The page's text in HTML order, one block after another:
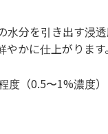
分を引き出す浸
かに仕上がります。
（0.5〜1%濃度）